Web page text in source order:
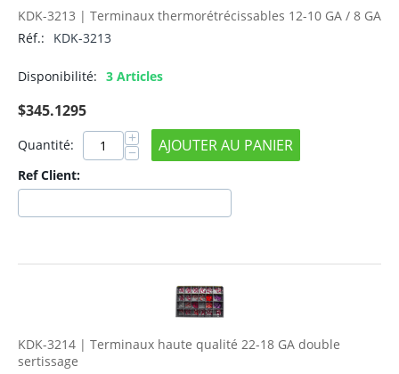
KDK-3213 | Terminaux thermorétrécissables 12-10 GA / 8 GA
Réf.:
KDK-3213
Disponibilité: 3 Articles
$345.1295
Quantité: +
− AJOUTER AU PANIER
Ref Client:
KDK-3214 | Terminaux haute qualité 22-18 GA double
sertissage